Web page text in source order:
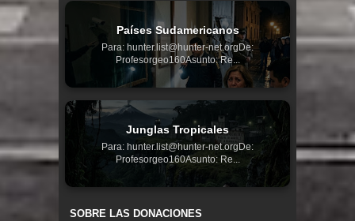
Países Sudamericanos
Para: hunter.list@hunter-net.orgDe:
Profesorgeo160Asunto: Re...
Junglas Tropicales
Para: hunter.list@hunter-net.orgDe:
Profesorgeo160Asunto: Re...
SOBRE LAS DONACIONES